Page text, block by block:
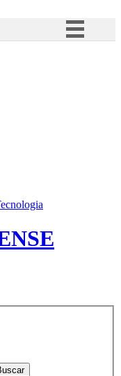
à informação